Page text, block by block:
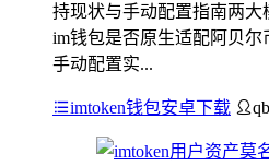
持现状与手动配置指南两
im钱包是否原生适配阿贝
手动配置实...
imtoken钱包安卓下载